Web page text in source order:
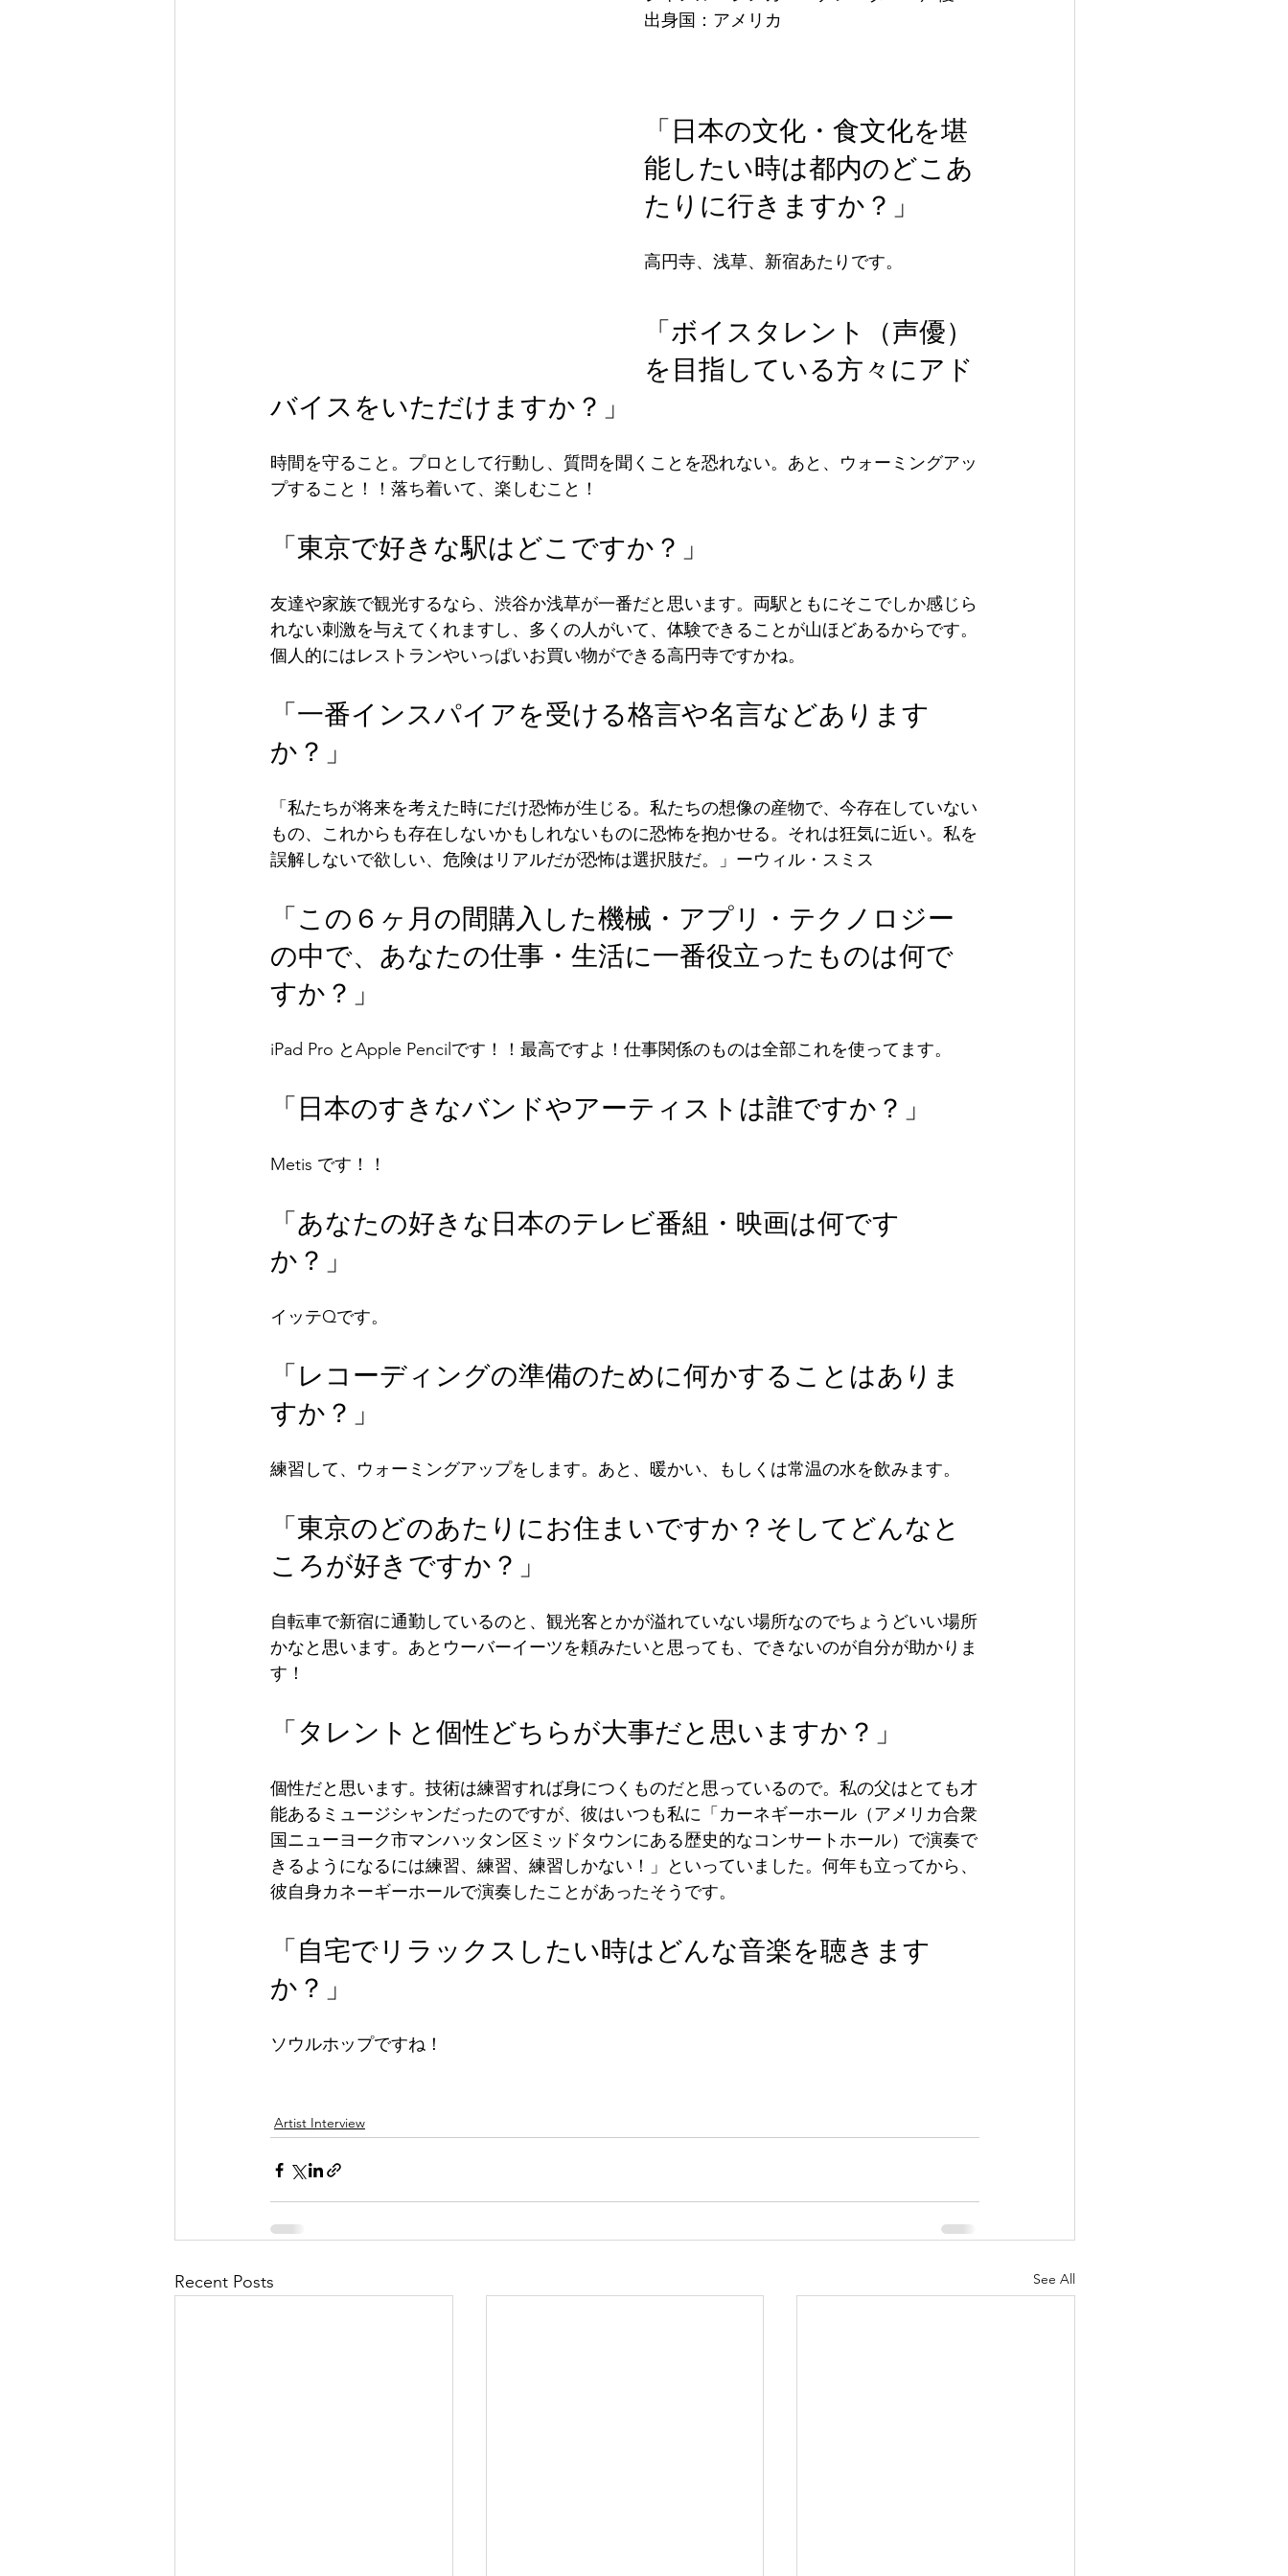
出身国：アメリカ
「日本の文化・食文化を堪
能したい時は都内のどこあ
たりに行きますか？」
高円寺、浅草、新宿あたりです。
「ボイスタレント（声優）
を目指している方々にアド
バイスをいただけますか？」
時間を守ること。プロとして行動し、質問を聞くことを恐れない。あと、ウォーミングアッ
プすること！！落ち着いて、楽しむこと！
「東京で好きな駅はどこですか？」
友達や家族で観光するなら、渋谷か浅草が一番だと思います。両駅ともにそこでしか感じら
れない刺激を与えてくれますし、多くの人がいて、体験できることが山ほどあるからです。
個人的にはレストランやいっぱいお買い物ができる高円寺ですかね。
「一番インスパイアを受ける格言や名言などあります
か？」
「私たちが将来を考えた時にだけ恐怖が生じる。私たちの想像の産物で、今存在していない
もの、これからも存在しないかもしれないものに恐怖を抱かせる。それは狂気に近い。私を
誤解しないで欲しい、危険はリアルだが恐怖は選択肢だ。」ーウィル・スミス
「この６ヶ月の間購入した機械・アプリ・テクノロジー
の中で、あなたの仕事・生活に一番役立ったものは何で
すか？」
iPad Pro とApple Pencilです！！最高ですよ！仕事関係のものは全部これを使ってます。
「日本のすきなバンドやアーティストは誰ですか？」
Metis です！！
「あなたの好きな日本のテレビ番組・映画は何です
か？」
イッテQです。
「レコーディングの準備のために何かすることはありま
すか？」
練習して、ウォーミングアップをします。あと、暖かい、もしくは常温の水を飲みます。
「東京のどのあたりにお住まいですか？そしてどんなと
ころが好きですか？」
自転車で新宿に通勤しているのと、観光客とかが溢れていない場所なのでちょうどいい場所
かなと思います。あとウーバーイーツを頼みたいと思っても、できないのが自分が助かりま
す！
「タレントと個性どちらが大事だと思いますか？」
個性だと思います。技術は練習すれば身につくものだと思っているので。私の父はとても才
能あるミュージシャンだったのですが、彼はいつも私に「カーネギーホール（アメリカ合衆
国ニューヨーク市マンハッタン区ミッドタウンにある歴史的なコンサートホール）で演奏で
きるようになるには練習、練習、練習しかない！」といっていました。何年も立ってから、
彼自身カネーギーホールで演奏したことがあったそうです。
「自宅でリラックスしたい時はどんな音楽を聴きます
か？」
ソウルホップですね！
Artist Interview
Recent Posts See All